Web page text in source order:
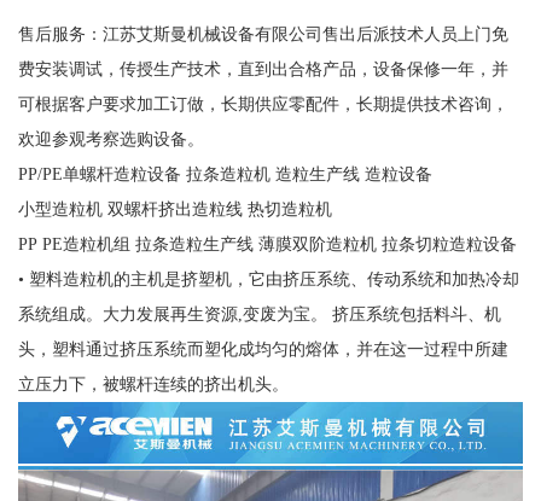
售后服务：江苏艾斯曼机械设备有限公司售出后派技术人员上门免
费安装调试，传授生产技术，直到出合格产品，设备保修一年，并
可根据客户要求加工订做，长期供应零配件，长期提供技术咨询，
欢迎参观考察选购设备。
PP/PE单螺杆造粒设备 拉条造粒机 造粒生产线 造粒设备
小型造粒机 双螺杆挤出造粒线 热切造粒机
PP PE造粒机组 拉条造粒生产线 薄膜双阶造粒机 拉条切粒造粒设备
• 塑料造粒机的主机是挤塑机，它由挤压系统、传动系统和加热冷却
系统组成。大力发展再生资源,变废为宝。 挤压系统包括料斗、机
头，塑料通过挤压系统而塑化成均匀的熔体，并在这一过程中所建
立压力下，被螺杆连续的挤出机头。